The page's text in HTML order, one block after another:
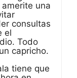
una
consultas
el
Todo
capricho.
tiene que